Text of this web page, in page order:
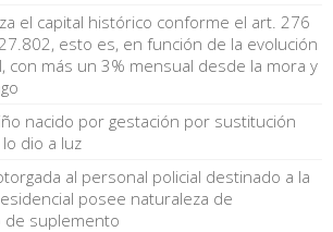
el capital histórico conforme el art. 276
esto es, en función de la evolución
con más un 3% mensual desde la mora y
nacido por gestación por sustitución
dio a luz
al personal policial destinado a la
posee naturaleza de
de suplemento